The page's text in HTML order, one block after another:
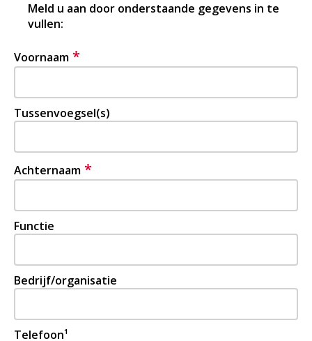
Meld u aan door onderstaande gegevens in te
vullen:
Voornaam *
Tussenvoegsel(s)
Achternaam *
Functie
Bedrijf/organisatie
Telefoon¹